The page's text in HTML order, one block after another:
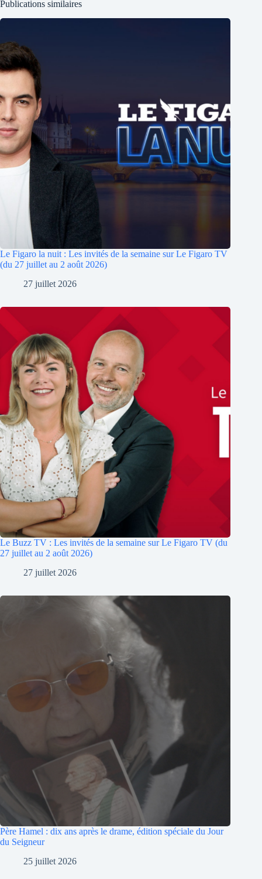
Publications similaires
Le Figaro la nuit : Les invités de la semaine sur Le Figaro TV
(du 27 juillet au 2 août 2026)
27 juillet 2026
Le Buzz TV : Les invités de la semaine sur Le Figaro TV (du
27 juillet au 2 août 2026)
27 juillet 2026
Père Hamel : dix ans après le drame, édition spéciale du Jour
du Seigneur
25 juillet 2026